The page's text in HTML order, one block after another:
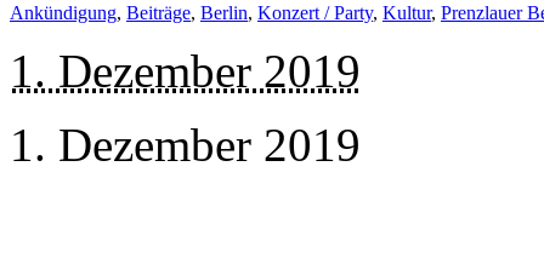
Ankündigung, Beiträge, Berlin, Konzert / Party, Kultur, Prenzlauer
1. Dezember 2019
1. Dezember 2019